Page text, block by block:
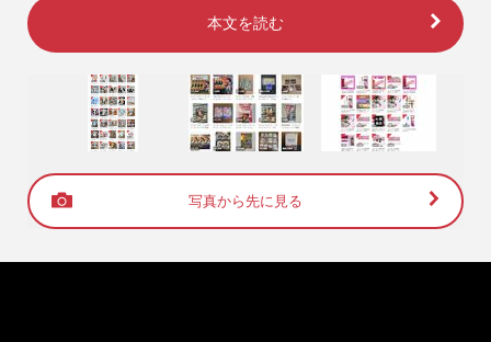
本文を読む
写真から先に見る